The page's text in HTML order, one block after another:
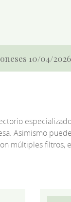
10/04/2026
Asimismo
múltiples filtros, e